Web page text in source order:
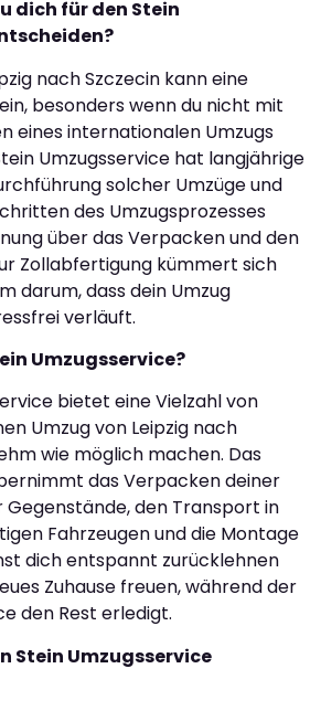
dich für den Stein
nach Szczecin kann eine
besonders wenn du nicht mit
eines internationalen Umzugs
Umzugsservice hat langjährige
solcher Umzüge und
des Umzugsprozesses
über das Verpacken und den
Zollabfertigung kümmert sich
darum, dass dein Umzug
verläuft.
Umzugsservice?
bietet eine Vielzahl von
Umzug von Leipzig nach
wie möglich machen. Das
das Verpacken deiner
Gegenstände, den Transport in
Fahrzeugen und die Montage
dich entspannt zurücklehnen
Zuhause freuen, während der
den Rest erledigt.
Stein Umzugsservice